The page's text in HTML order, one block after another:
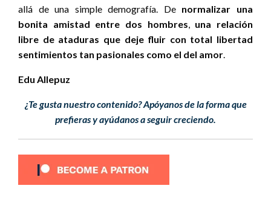
allá de una simple demografía. De normalizar una
bonita amistad entre dos hombres, una relación
libre de ataduras que deje fluir con total libertad
sentimientos tan pasionales como el del amor.
Edu Allepuz
¿Te gusta nuestro contenido? Apóyanos de la forma que
prefieras y ayúdanos a seguir creciendo.